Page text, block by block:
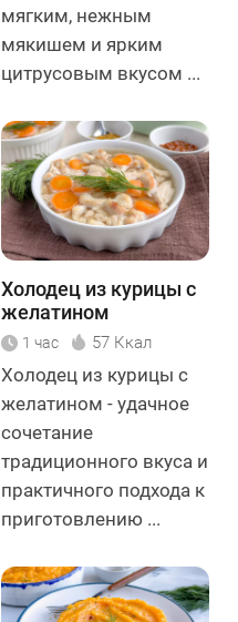
мягким, нежным
мякишем и ярким
цитрусовым вкусом ...
Холодец из курицы с
желатином
1 час 57 Ккал
Холодец из курицы с
желатином - удачное
сочетание
традиционного вкуса и
практичного подхода к
приготовлению ...